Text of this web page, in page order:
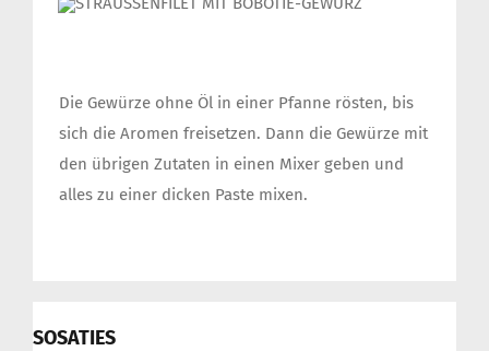
Die Gewürze ohne Öl in einer Pfanne rösten, bis
sich die Aromen freisetzen. Dann die Gewürze mit
den übrigen Zutaten in einen Mixer geben und
alles zu einer dicken Paste mixen.
SOSATIES